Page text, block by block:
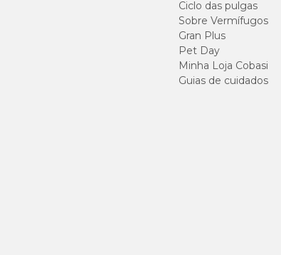
dentro do vaso, posicione a planta com o substrato adequado e,
de furo para drenagem.
Ciclo das pulgas
Sobre Vermífugos
Gran Plus
Pet Day
Minha Loja Cobasi
Guias de cuidados